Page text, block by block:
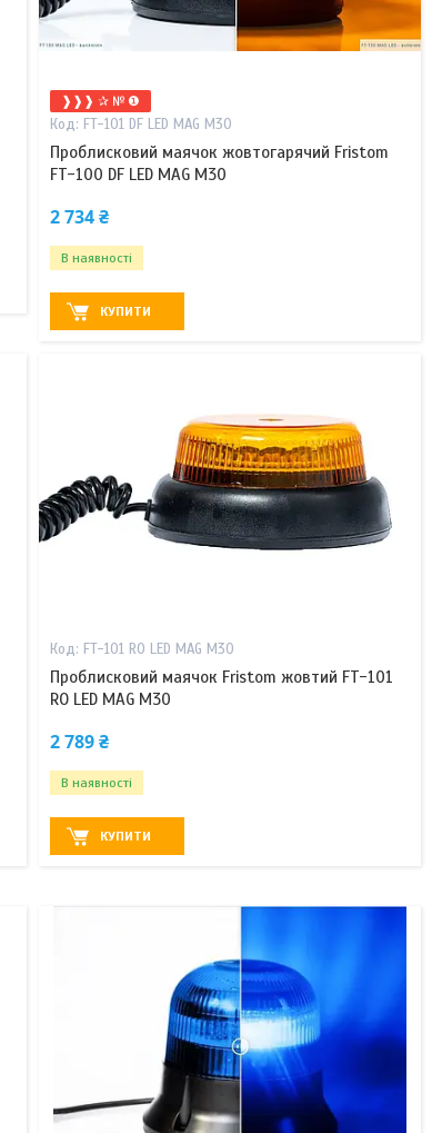
❱❱❱ ✰ № ❶
FT-101 DF LED MAG M30
Проблисковий маячок жовтогарячий Fristom
FT-100 DF LED MAG M30
2 734 ₴
В наявності
КУПИТИ
FT-101 RO LED MAG M30
Проблисковий маячок Fristom жовтий FT-101
RO LED MAG M30
2 789 ₴
В наявності
КУПИТИ